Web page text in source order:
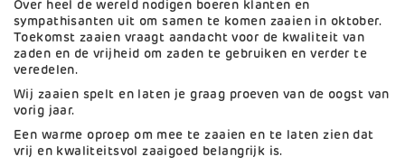
Over heel de wereld nodigen boeren klanten en
sympathisanten uit om samen te komen zaaien in oktober.
Toekomst zaaien vraagt aandacht voor de kwaliteit van
zaden en de vrijheid om zaden te gebruiken en verder te
veredelen.
Wij zaaien spelt en laten je graag proeven van de oogst van
vorig jaar.
Een warme oproep om mee te zaaien en te laten zien dat
vrij en kwaliteitsvol zaaigoed belangrijk is.